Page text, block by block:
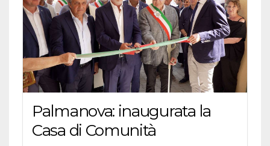
Palmanova: inaugurata la
Casa di Comunità